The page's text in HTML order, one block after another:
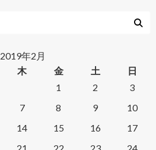
2019年2月
木 金 土
日
1
2
3
7 8 9
10
14 15 16
17